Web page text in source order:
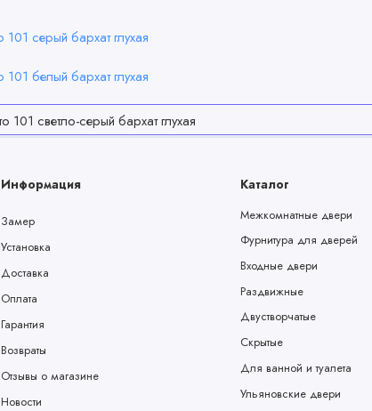
Информация
Замер
Установка
Доставка
Оплата
Гарантия
Возвраты
Отзывы о магазине
Новости
Каталог
Межкомнатные двери
Фурнитура для дверей
Входные двери
Раздвижные
Двустворчатые
Скрытые
Для ванной и туалета
Ульяновские двери